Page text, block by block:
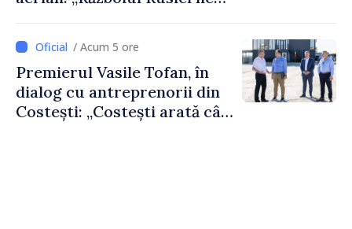
/ Acum 5 ore
Premierul Vasile Tofan, în
dialog cu antreprenorii din
Costești: „Costești arată cât